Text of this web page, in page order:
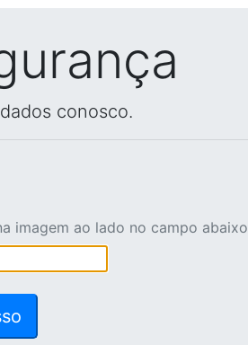
conosco.
imagem ao lado no campo abaixo